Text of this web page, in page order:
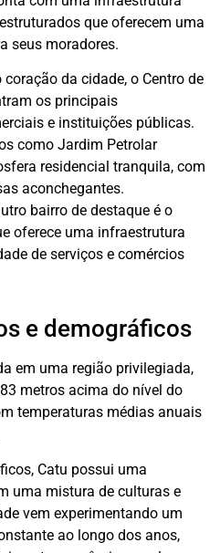
que oferecem uma
seus moradores.
coração da cidade, o Centro de
os principais
e instituições públicas.
como Jardim Petrolar
residencial tranquila, com
aconchegantes.
bairro de destaque é o
oferece uma infraestrutura
de serviços e comércios
e demográficos
em uma região privilegiada,
metros acima do nível do
temperaturas médias anuais
Catu possui uma
uma mistura de culturas e
vem experimentando um
ao longo dos anos,